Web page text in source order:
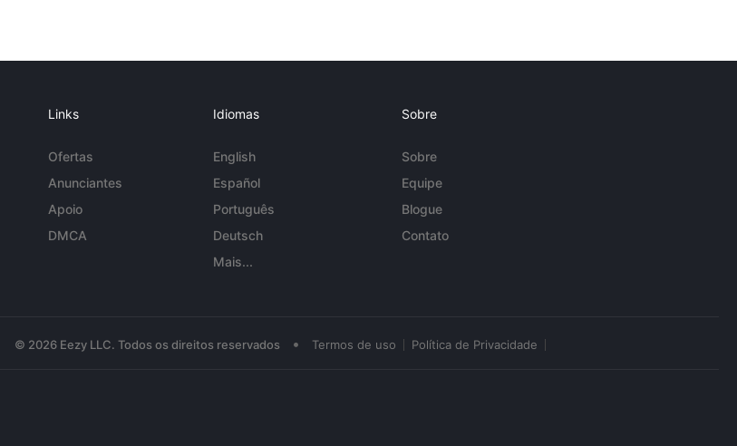
Links
Ofertas
Anunciantes
Apoio
DMCA
Idiomas
English
Español
Português
Deutsch
Mais...
Sobre
Sobre
Equipe
Blogue
Contato
© 2026 Eezy LLC. Todos os direitos reservados • Termos de uso Política de Privacidade